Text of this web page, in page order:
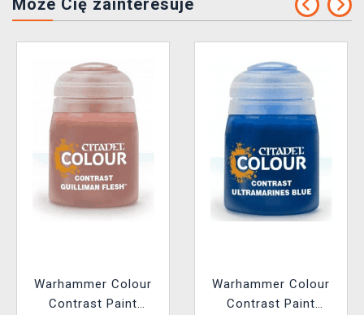
Może Cię zainteresuje
Warhammer Colour
Contrast Paint
Warhammer Colour
Contrast Paint